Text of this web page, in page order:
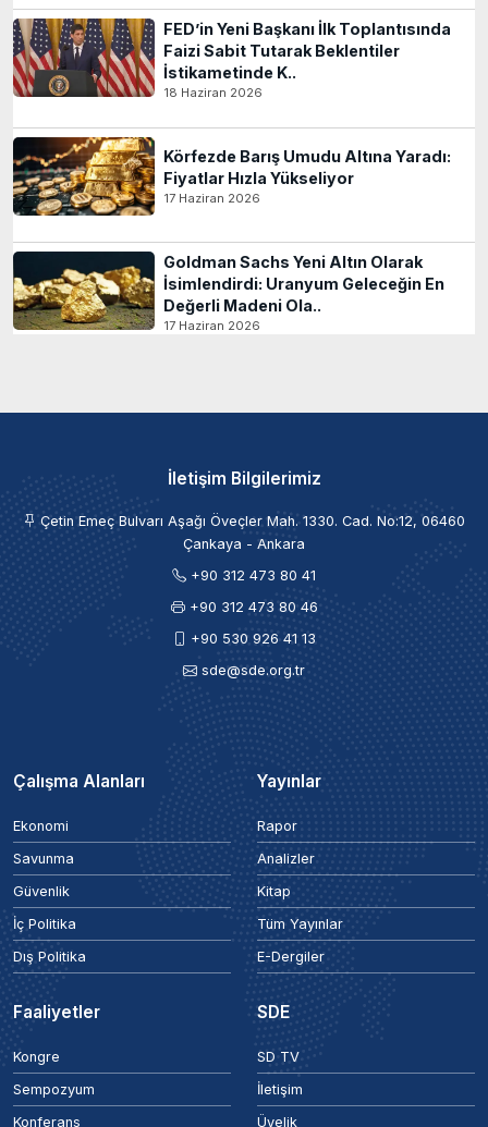
FED’in Yeni Başkanı İlk Toplantısında
Faizi Sabit Tutarak Beklentiler
İstikametinde K..
18 Haziran 2026
Körfezde Barış Umudu Altına Yaradı:
Fiyatlar Hızla Yükseliyor
17 Haziran 2026
Goldman Sachs Yeni Altın Olarak
İsimlendirdi: Uranyum Geleceğin En
Değerli Madeni Ola..
17 Haziran 2026
İletişim Bilgilerimiz
Çetin Emeç Bulvarı Aşağı Öveçler Mah. 1330. Cad. No:12, 06460
Çankaya - Ankara
+90 312 473 80 41
+90 312 473 80 46
+90 530 926 41 13
sde@sde.org.tr
Çalışma Alanları
Ekonomi
Savunma
Güvenlik
İç Politika
Dış Politika
Yayınlar
Rapor
Analizler
Kitap
Tüm Yayınlar
E-Dergiler
Faaliyetler
Kongre
Sempozyum
Konferans
SDE
SD TV
İletişim
Üyelik